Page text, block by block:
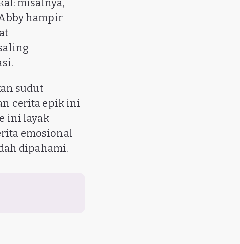
misalnya,
hampir
sudut
cerita epik ini
ini layak
emosional
dipahami.